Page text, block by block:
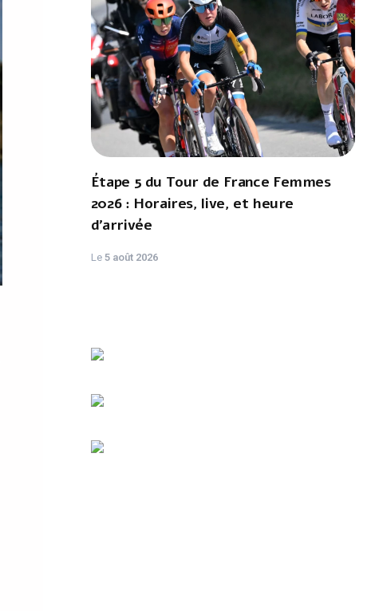
Étape 5 du Tour de France Femmes
2026 : Horaires, live, et heure
d'arrivée
Le 5 août 2026